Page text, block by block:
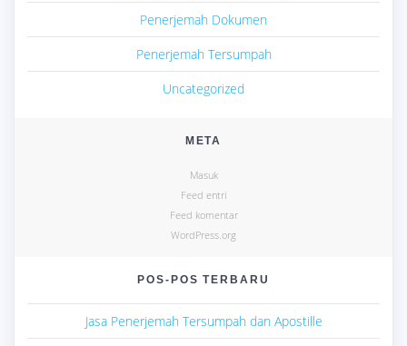
Penerjemah Dokumen
Penerjemah Tersumpah
Uncategorized
META
Masuk
Feed entri
Feed komentar
WordPress.org
POS-POS TERBARU
Jasa Penerjemah Tersumpah dan Apostille